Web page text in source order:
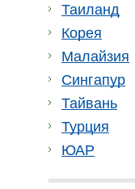
Таиланд
Корея
Малайзия
Сингапур
Тайвань
Турция
ЮАР